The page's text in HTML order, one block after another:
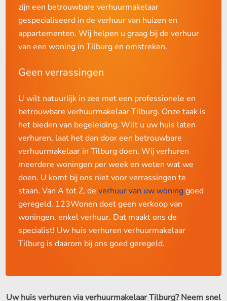
zijn een betrouwbare verhuurmakelaar
gespecialiseerd in de verhuur van huizen en
appartementen. Wij helpen u graag bij de verhuur
van een woning in Tilburg en omstreken.
Geen verrassingen
U wilt natuurlijk in zee met een professionele en
betrouwbare verhuurmakelaar Tilburg. Onze taak is
het bieden van begeleiding. Wilt u uw huis laten
verhuren, laat het dan door een betrouwbare
verhuurmakelaar in Tilburg doen. Wij verhuren
meerdere woningen per week en weten wat we
doen. U komt bij ons niet voor verrassingen te
staan. Van A tot Z, de verhuur van uw woninggoed
geregeld. 123Wonen doet geen verkoop van
woningen, enkel verhuur. Dat maakt ons de
specialist! Uw huis verhuren verhuurmakelaar
Tilburg is daarom bij ons goed geregeld.
Uw huis verhuren via verhuurmakelaar Tilburg? Neem snel